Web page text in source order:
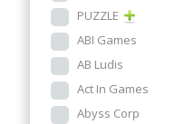
PUZZLE
ABI Games
AB Ludis
Act In Games
Abyss Corp